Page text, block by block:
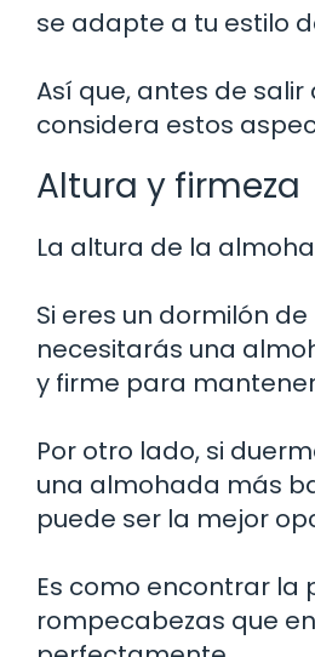
se adapte a tu estilo
Así que, antes de
considera estos
Altura y firmeza
La altura de la
Si eres un dormilón
necesitarás una
y firme para
Por otro lado, si
una almohada más
puede ser la mejor
Es como encontrar la
rompecabezas que